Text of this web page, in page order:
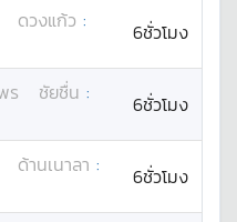
ดวงแก้ว :
6ชั่วโมง
ร ชัยชื่น :
6ชั่วโมง
ด้านเนาลา :
6ชั่วโมง